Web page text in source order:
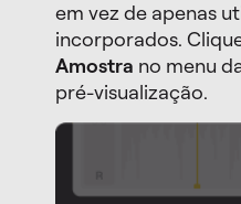
em vez de apenas
incorporados.
Amostra no menu
pré-visualização.